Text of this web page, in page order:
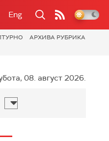
Eng
АРХИВА РУБРИКА
08. август 2026.